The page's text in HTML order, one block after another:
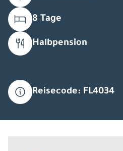
8 Tage
Halbpension
Reisecode: FL4034